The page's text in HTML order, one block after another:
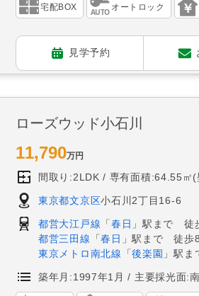
宅配BOX オートロック
見学予約
ローズウッド小石川
11,790万円
間取り:2LDK 専有面積:64.55㎡(
東京都文京区小石川2丁目16-6
都営大江戸線 「 春日 」駅まで 徒
都営三田線 「春日 」駅まで 徒歩
東京メトロ南北線
「後楽園 」駅
築年月:1997年1月 主要採光面: